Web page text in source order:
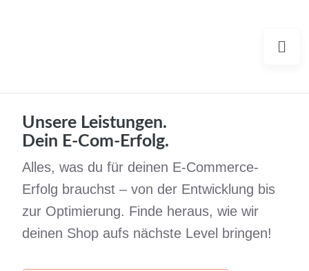
Unsere Leistungen.
Dein E-Com-Erfolg.
Alles, was du für deinen E-Commerce-
Erfolg brauchst – von der Entwicklung bis
zur Optimierung. Finde heraus, wie wir
deinen Shop aufs nächste Level bringen!